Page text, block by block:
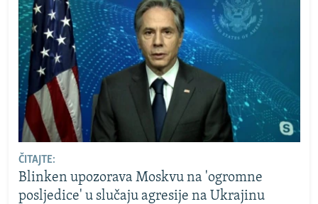
ČITAJTE:
Blinken upozorava Moskvu na 'ogromne
posljedice' u slučaju agresije na Ukrajinu